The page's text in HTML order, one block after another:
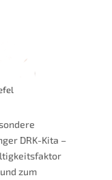
DRK-Kita –
zum